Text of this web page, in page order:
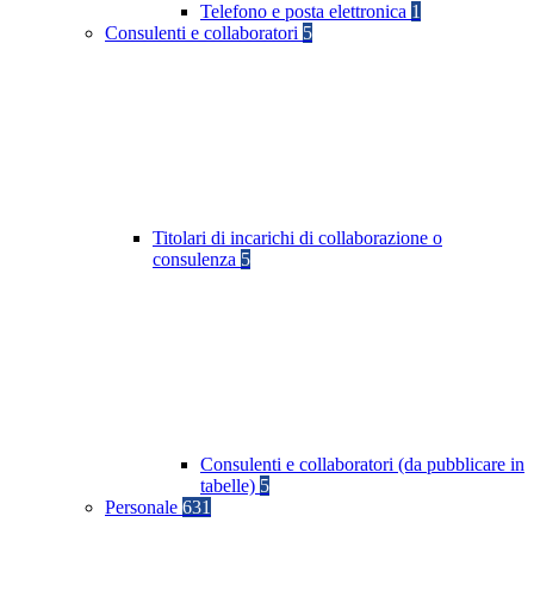
Telefono e posta elettronica 1
Consulenti e collaboratori 5
Titolari di incarichi di collaborazione o
consulenza 5
Consulenti e collaboratori (da pubblicare in
tabelle) 5
Personale 631